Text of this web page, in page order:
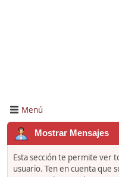
Menú
Mostrar Mensajes
Esta sección te permite ver
usuario. Ten en cuenta que